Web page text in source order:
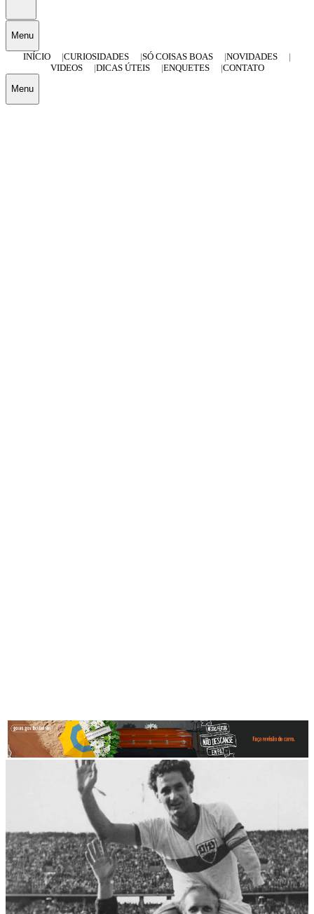
Menu
INÍCIO
CURIOSIDADES SÓ COISAS BOAS
NOVIDADES
VIDEOS
DICAS ÚTEIS ENQUETES CONTATO
Menu